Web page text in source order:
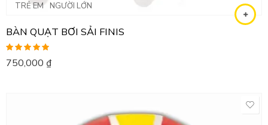
TRẺ EM NGƯỜI LỚN
BÀN QUẠT BƠI SẢI FINIS
Được xếp
hạng5.00 5
750,000 ₫